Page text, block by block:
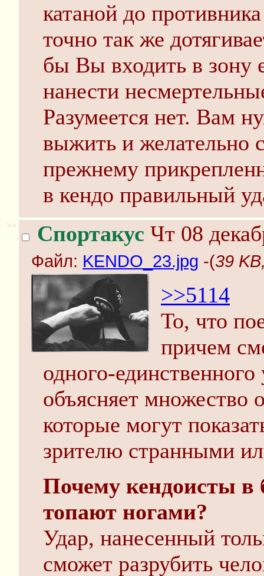
катаной до
точно так же
бы Вы входить в зону
нанести
Разумеется нет. Вам
выжить и желательно
прежнему
в кендо правильный
>> Спортакус Чт 08
Файл: KENDO_23.jpg -(39
>>5114
То, что
причем
одного-
объясняет множество
которые могут
зрителю странными
Почему кендоисты
топают ногами?
Удар, нанесенный
сможет разрубить